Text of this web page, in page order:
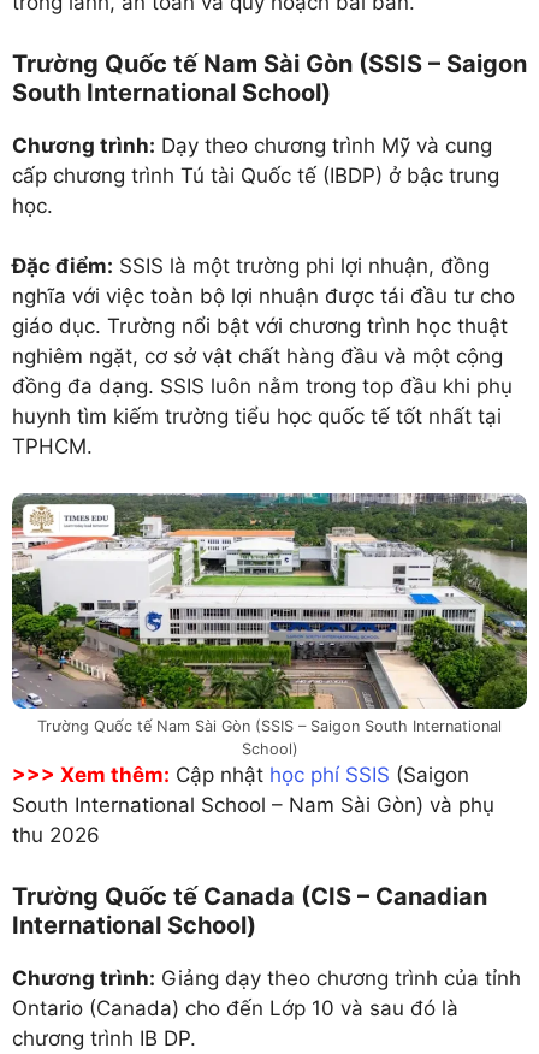
Trường Quốc tế Nam Sài Gòn (SSIS – Saigon
South International School)
Chương trình: Dạy theo chương trình Mỹ và cung
cấp chương trình Tú tài Quốc tế (IBDP) ở bậc trung
học.
Đặc điểm: SSIS là một trường phi lợi nhuận, đồng
nghĩa với việc toàn bộ lợi nhuận được tái đầu tư cho
giáo dục. Trường nổi bật với chương trình học thuật
nghiêm ngặt, cơ sở vật chất hàng đầu và một cộng
đồng đa dạng. SSIS luôn nằm trong top đầu khi phụ
huynh tìm kiếm trường tiểu học quốc tế tốt nhất tại
TPHCM.
Trường Quốc tế Nam Sài Gòn (SSIS – Saigon South International
School)
>>> Xem thêm: Cập nhật học phí SSIS (Saigon
South International School – Nam Sài Gòn) và phụ
thu 2026
Trường Quốc tế Canada (CIS – Canadian
International School)
Chương trình: Giảng dạy theo chương trình của tỉnh
Ontario (Canada) cho đến Lớp 10 và sau đó là
chương trình IB DP.